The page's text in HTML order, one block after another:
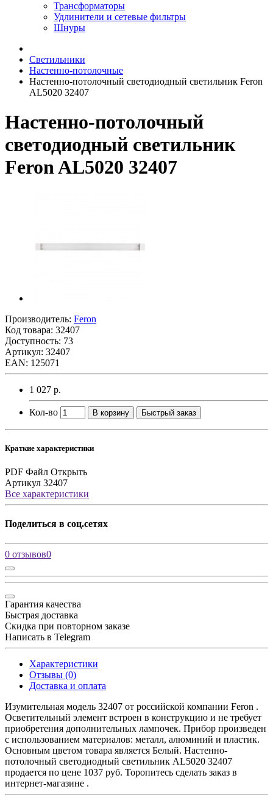
Трансформаторы
Удлинители и сетевые фильтры
Шнуры
Светильники
Настенно-потолочные
Настенно-потолочный светодиодный светильник Feron
AL5020 32407
Настенно-потолочный
светодиодный светильник
Feron AL5020 32407
Производитель: Feron
Код товара: 32407
Доступность: 73
Артикул: 32407
EAN: 125071
1 027 р.
Кол-во В корзину Быстрый заказ
Краткие характеристики
PDF Файл Открыть
Артикул 32407
Все характеристики
Поделиться в соц.сетях
0 отзывов0
Гарантия качества
Быстрая доставка
Скидка при повторном заказе
Написать в Telegram
Характеристики
Отзывы (0)
Доставка и оплата
Изумительная модель 32407 от российской компании Feron .
Осветительный элемент встроен в конструкцию и не требует
приобретения дополнительных лампочек. Прибор произведен
с использованием материалов: металл, алюминий и пластик.
Основным цветом товара является Белый. Настенно-
потолочный светодиодный светильник AL5020 32407
продается по цене 1037 руб. Торопитесь сделать заказ в
интернет-магазине .